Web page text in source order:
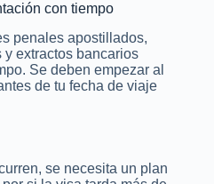
con tiempo
penales apostillados,
extractos bancarios
Se deben empezar al
de tu fecha de viaje
se necesita un plan